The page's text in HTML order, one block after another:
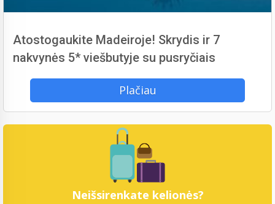
Atostogaukite Madeiroje! Skrydis ir 7
nakvynės 5* viešbutyje su pusryčiais
Plačiau
Neišsirenkate kelionės?